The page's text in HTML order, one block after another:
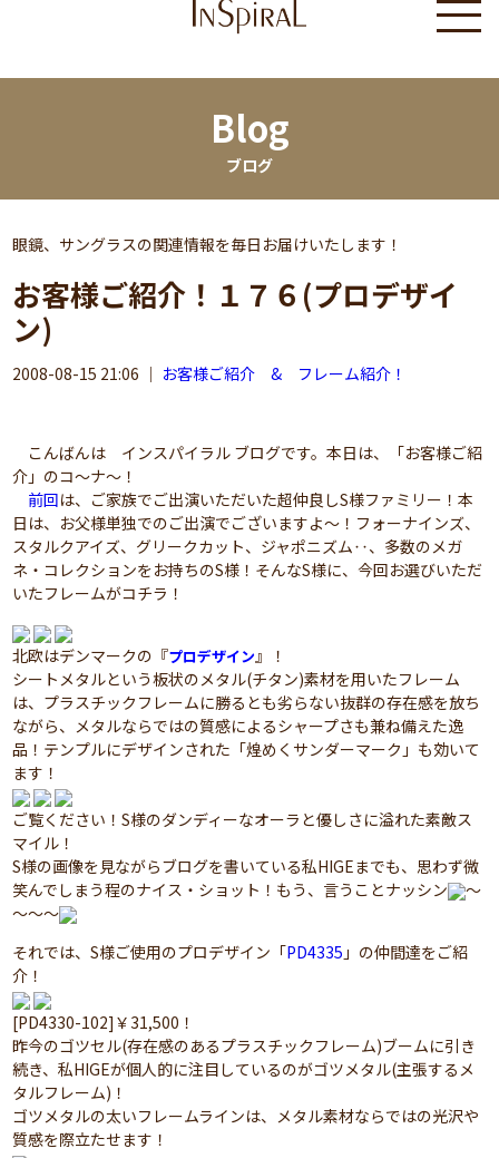
Blog
ブログ
眼鏡、サングラスの関連情報を毎日お届けいたします！
お客様ご紹介！１７６(プロデザイ
ン)
2008-08-15 21:06 ｜ お客様ご紹介 & フレーム紹介！
こんばんは インスパイラル ブログです。本日は、「お客様ご紹
介」のコ～ナ～！
前回は、ご家族でご出演いただいた超仲良しS様ファミリー！本
日は、お父様単独でのご出演でございますよ～！フォーナインズ、
スタルクアイズ、グリークカット、ジャポニズム‥、多数のメガ
ネ・コレクションをお持ちのS様！そんなS様に、今回お選びいただ
いたフレームがコチラ！
北欧はデンマークの『プロデザイン』！
シートメタルという板状のメタル(チタン)素材を用いたフレーム
は、プラスチックフレームに勝るとも劣らない抜群の存在感を放ち
ながら、メタルならではの質感によるシャープさも兼ね備えた逸
品！テンプルにデザインされた「煌めくサンダーマーク」も効いて
ます！
ご覧ください！S様のダンディーなオーラと優しさに溢れた素敵ス
マイル！
S様の画像を見ながらブログを書いている私HIGEまでも、思わず微
笑んでしまう程のナイス・ショット！もう、言うことナッシン
～
～～～
それでは、S様ご使用のプロデザイン「PD4335 」の仲間達をご紹
介！
[PD4330-102]￥31,500！
昨今のゴツセル(存在感のあるプラスチックフレーム)ブームに引き
続き、私HIGEが個人的に注目しているのがゴツメタル(主張するメ
タルフレーム)！
ゴツメタルの太いフレームラインは、メタル素材ならではの光沢や
質感を際立たせます！